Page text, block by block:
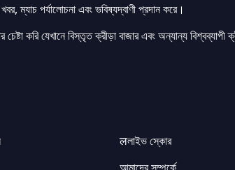
ম্যাচ পর্যালোচনা এবং ভবিষ্যদ্বাণী প্রদান করে।
করি যেখানে বিস্তৃত ক্রীড়া বাজার এবং অন্যান্য বিশ্বব্যাপী
लলাইভ স্কোর